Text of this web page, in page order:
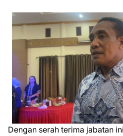
Dengan serah terima jabatan